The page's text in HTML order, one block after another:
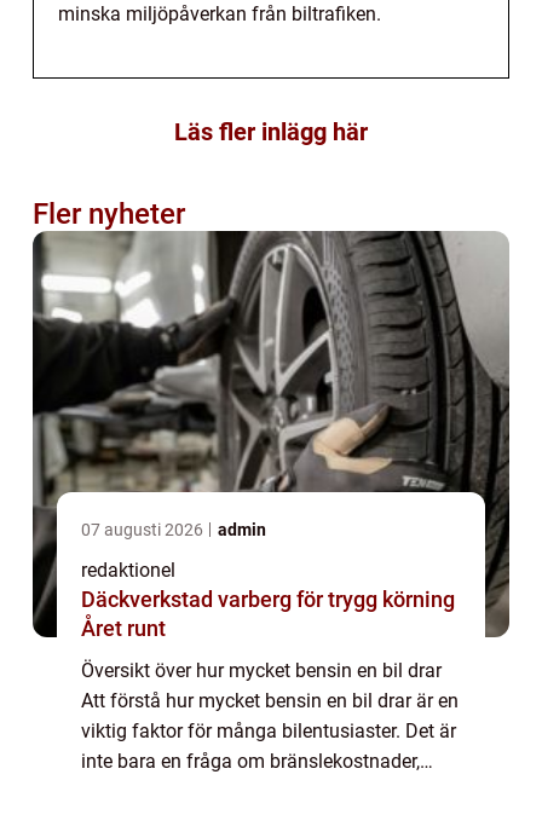
minska miljöpåverkan från biltrafiken.
Läs fler inlägg här
Fler nyheter
07 augusti 2026 admin
redaktionel
Däckverkstad varberg för trygg körning
Året runt
Översikt över hur mycket bensin en bil drar
Att förstå hur mycket bensin en bil drar är en
viktig faktor för många bilentusiaster. Det är
inte bara en fråga om bränslekostnader,